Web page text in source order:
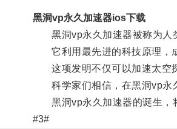
黑洞vp永久加速器ios下载
黑洞vp永久加速器被称为人类
它利用最先进的科技原理，成
这项发明不仅可以加速太空探
科学家们相信，在黑洞vp永久
黑洞vp永久加速器的诞生，将
#3#